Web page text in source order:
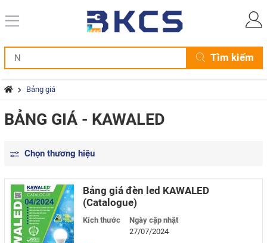
Tìm kiếm
Bảng giá
BẢNG GIÁ - KAWALED
Chọn thương hiệu
Bảng giá đèn led KAWALED
(Catalogue)
Kích thước
Ngày cập nhật
27/07/2024